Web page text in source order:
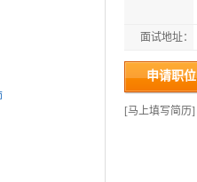
面试地址：
申请职位
[马上填写简历]